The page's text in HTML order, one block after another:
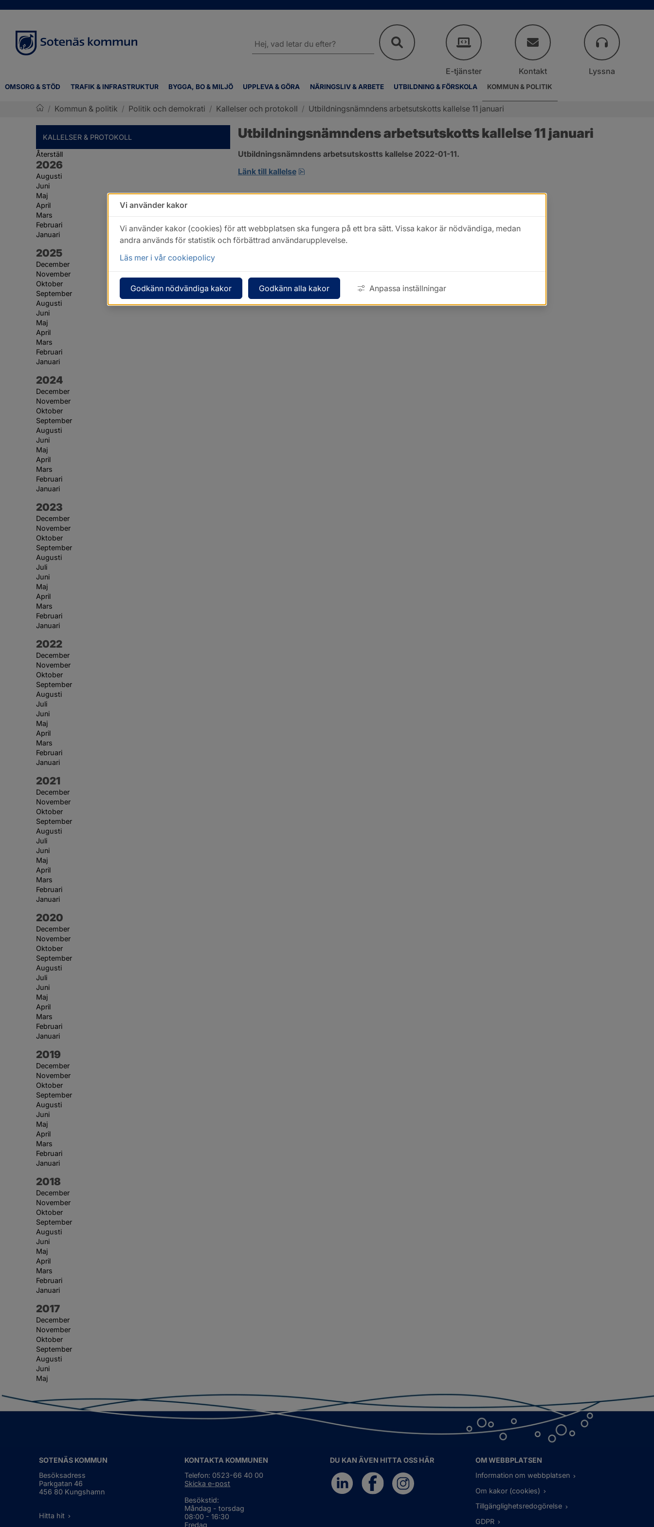
OMSORG & STÖD TRAFIK & INFRASTRUKTUR BYGGA, BO & MILJÖ UPPLEVA & GÖRA NÄRINGSLIV & ARBETE UTBILDNING & FÖRSKOLA KOMMUN & POLITIK
webbplatsen
E-tjänster Kontakt Lyssna
/ Kommun & politik / Politik och demokrati / Kallelser och protokoll / Utbildningsnämndens arbetsutskotts kallelse 11 januari
KALLELSER & PROTOKOLL
Återställ
År:
2026
Augusti
Juni
Maj
April
Mars
Februari
Januari
År:
2025
December
November
Oktober
September
Augusti
Juni
Maj
April
Mars
Februari
Januari
År:
2024
December
November
Oktober
September
Augusti
Juni
Maj
April
Mars
Februari
Januari
År:
2023
December
November
Oktober
September
Augusti
Juli
Juni
Maj
April
Mars
Februari
Januari
År:
2022
December
November
Oktober
September
Augusti
Juli
Juni
Maj
April
Mars
Februari
Januari
År:
2021
December
November
Oktober
September
Augusti
Juli
Juni
Maj
April
Mars
Februari
Januari
År:
2020
December
November
Oktober
September
Augusti
Juli
Juni
Maj
April
Mars
Februari
Januari
År:
2019
December
November
Oktober
September
Augusti
Juni
Maj
April
Mars
Februari
Januari
År:
2018
December
November
Oktober
September
Augusti
Juni
Maj
April
Mars
Februari
Januari
År:
2017
December
November
Oktober
September
Augusti
Juni
Maj
Utbildningsnämndens arbetsutskotts kallelse 11 januari
Utbildningsnämndens arbetsutskostts kallelse 2022-01-11.
Länk till kallelse
pdf, 945.6 kB, öppnas i nytt fönster.
SOTENÄS KOMMUN
Besöksadress
Parkgatan 46
456 80 Kungshamn
Hitta hit
KONTAKTA KOMMUNEN
Telefon: 0523-66 40 00
Skicka e-post
Besökstid:
Måndag - torsdag
08:00 - 16:30
Fredag
DU KAN ÄVEN HITTA OSS HÄR
OM WEBBPLATSEN
Information om webbplatsen
Om kakor (cookies)
Tillgänglighetsredogörelse
GDPR
Vi använder kakor
Vi använder kakor (cookies) för att webbplatsen ska fungera på ett bra sätt. Vissa kakor är nödvändiga, medan
andra används för statistik och förbättrad användarupplevelse.
Läs mer i vår cookiepolicy
Godkänn nödvändiga kakor Godkänn alla kakor Anpassa inställningar